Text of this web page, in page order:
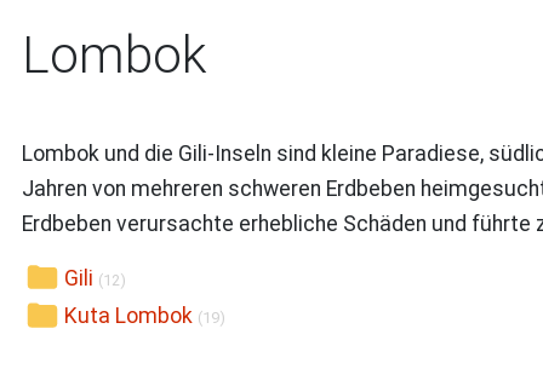
Lombok
Lombok und die Gili-Inseln sind kleine Paradiese,
Jahren von mehreren schweren Erdbeben
Erdbeben verursachte erhebliche Schäden und
Gili (12)
Kuta Lombok (19)